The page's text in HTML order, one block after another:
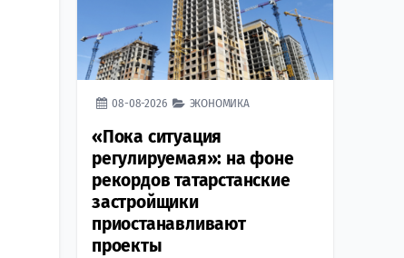
08-08-2026 ЭКОНОМИКА
«Пока ситуация
регулируемая»: на фоне
рекордов татарстанские
застройщики
приостанавливают
проекты